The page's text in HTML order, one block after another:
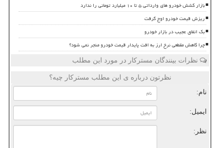
بازار کشش خودرو های وارداتی ۵ تا ۱۰ میلیارد تومانی را ندارد
ریزش قیمت خودرو اوج گرفت
بک اتفاق عجیب در بازار خودرو
چرا کاهش مقطعی نرخ ارز به افت پایدار قیمت خودرو منجر نمی شود؟
نظرات بینندگان مسترکار در مورد این مطلب
نظرتون درباره ی این مطلب مسترکار چیه؟
نام:
ایمیل:
نظر: